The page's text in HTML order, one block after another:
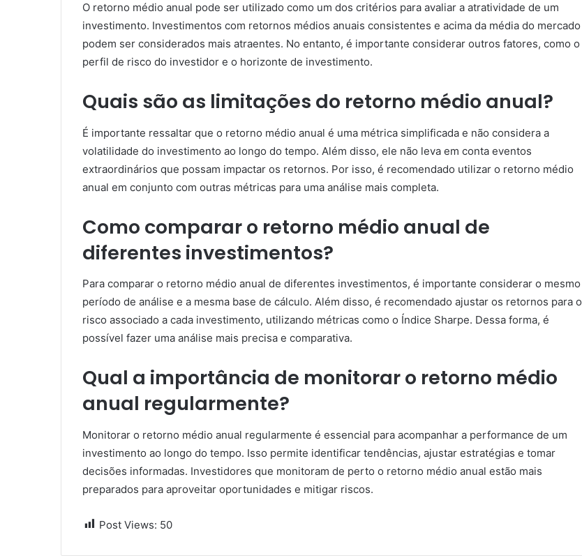
O retorno médio anual pode ser utilizado como um dos critérios para avaliar a atratividade de um
investimento. Investimentos com retornos médios anuais consistentes e acima da média do mercado
podem ser considerados mais atraentes. No entanto, é importante considerar outros fatores, como o
perfil de risco do investidor e o horizonte de investimento.
Quais são as limitações do retorno médio anual?
É importante ressaltar que o retorno médio anual é uma métrica simplificada e não considera a
volatilidade do investimento ao longo do tempo. Além disso, ele não leva em conta eventos
extraordinários que possam impactar os retornos. Por isso, é recomendado utilizar o retorno médio
anual em conjunto com outras métricas para uma análise mais completa.
Como comparar o retorno médio anual de
diferentes investimentos?
Para comparar o retorno médio anual de diferentes investimentos, é importante considerar o mesmo
período de análise e a mesma base de cálculo. Além disso, é recomendado ajustar os retornos para o
risco associado a cada investimento, utilizando métricas como o Índice Sharpe. Dessa forma, é
possível fazer uma análise mais precisa e comparativa.
Qual a importância de monitorar o retorno médio
anual regularmente?
Monitorar o retorno médio anual regularmente é essencial para acompanhar a performance de um
investimento ao longo do tempo. Isso permite identificar tendências, ajustar estratégias e tomar
decisões informadas. Investidores que monitoram de perto o retorno médio anual estão mais
preparados para aproveitar oportunidades e mitigar riscos.
Post Views: 50